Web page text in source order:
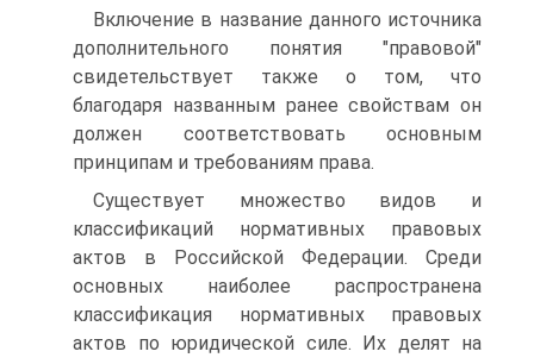
Включение в название данного источника
дополнительного понятия "правовой"
свидетельствует также о том, что
благодаря названным ранее свойствам он
должен соответствовать основным
принципам и требованиям права.
Существует множество видов и
классификаций нормативных правовых
актов в Российской Федерации. Среди
основных наиболее распространена
классификация нормативных правовых
актов по юридической силе. Их делят на